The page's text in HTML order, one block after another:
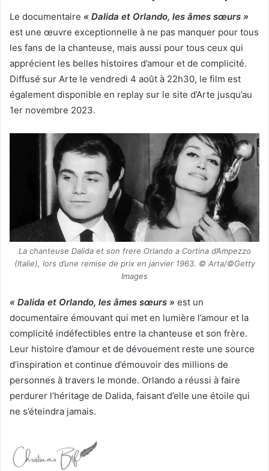
Le documentaire « Dalida et Orlando, les âmes sœurs »
est une œuvre exceptionnelle à ne pas manquer pour tous
les fans de la chanteuse, mais aussi pour tous ceux qui
apprécient les belles histoires d’amour et de complicité.
Diffusé sur Arte le vendredi 4 août à 22h30, le film est
également disponible en replay sur le site d’Arte jusqu’au
1er novembre 2023.
La chanteuse Dalida et son frere Orlando a Cortina d’Ampezzo
(Italie), lors d’une remise de prix en janvier 1963. © Arta/©Getty
Images
« Dalida et Orlando, les âmes sœurs » est un
documentaire émouvant qui met en lumière l’amour et la
complicité indéfectibles entre la chanteuse et son frère.
Leur histoire d’amour et de dévouement reste une source
d’inspiration et continue d’émouvoir des millions de
personnes à travers le monde. Orlando a réussi à faire
perdurer l’héritage de Dalida, faisant d’elle une étoile qui
ne s’éteindra jamais.